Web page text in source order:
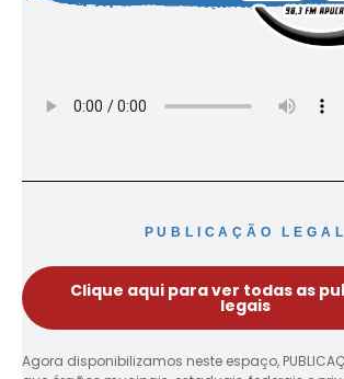
PUBLICAÇÃO LEGAL
Clique aqui para ver todas as
legais
Agora disponibilizamos neste espaço,